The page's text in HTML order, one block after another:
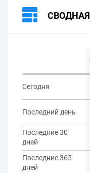
Сегодня
Последний день
Последние 30
дней
Последние 365
дней